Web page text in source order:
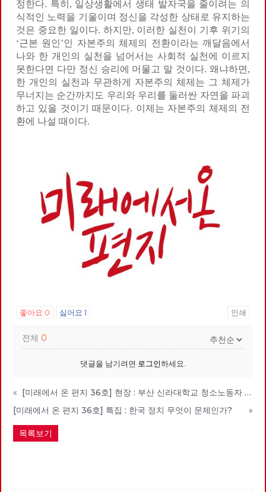
정한다. 특히, 일상생활에서 생태 발자국을 줄이려는 의
식적인 노력을 기울이며 정신을 각성한 상태로 유지하는
것은 중요한 일이다. 하지만, 이러한 실천이 기후 위기의
‘근본 원인’인 자본주의 체제의 전환이라는 깨달음에서
나와 한 개인의 실천을 넘어서는 사회적 실천에 이르지
못한다면 다만 정신 승리에 머물고 말 것이다. 왜냐하면,
한 개인의 실천과 무관하게 자본주의 체제는 그 체제가
무너지는 순간까지도 우리와 우리를 둘러싼 자연을 파괴
하고 있을 것이기 때문이다. 이제는 자본주의 체제의 전
환에 나설 때이다.
좋아요 0 싫어요 1 인쇄
전체 0
댓글을 남기려면 로그인하세요.
«
[미래에서 온 편지 36호] 현장 : 부산 신라대학교 청소노동자 투쟁 승리와 좌파의 역할
[미래에서 온 편지 36호] 특집 : 한국 정치 무엇이 문제인가?
»
목록보기